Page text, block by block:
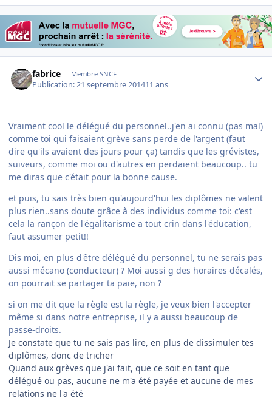
fabrice Membre SNCF
Publication:21 septembre 201411 ans
Vraiment cool le délégué du personnel..j'en ai connu (pas mal)
comme toi qui faisaient grève sans perde de l'argent (faut
dire qu'ils avaient des jours pour ça) tandis que les grévistes,
suiveurs, comme moi ou d'autres en perdaient beaucoup.. tu
me diras que c'était pour la bonne cause.
et puis, tu sais très bien qu'aujourd'hui les diplômes ne valent
plus rien..sans doute grâce à des individus comme toi: c'est
cela la rançon de l'égalitarisme a tout crin dans l'éducation,
faut assumer petit!!
Dis moi, en plus d'être délégué du personnel, tu ne serais pas
aussi mécano (conducteur) ? Moi aussi g des horaires décalés,
on pourrait se partager ta paie, non ?
si on me dit que la règle est la règle, je veux bien l'accepter
même si dans notre entreprise, il y a aussi beaucoup de
passe-droits.
Je constate que tu ne sais pas lire, en plus de dissimuler tes
diplômes, donc de tricher
Quand aux grèves que j'ai fait, que ce soit en tant que
délégué ou pas, aucune ne m'a été payée et aucune de mes
relations ne l'a été